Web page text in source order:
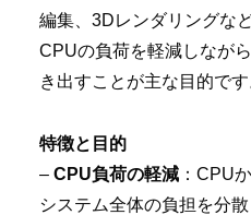
編集、3Dレンダリングな
CPUの負荷を軽減しなが
き出すことが主な目的です
特徴と目的
– CPU負荷の軽減 ：CPU
システム全体の負担を分散